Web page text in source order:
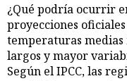
¿Qué podría ocurrir
proyecciones
temperaturas medias
largos y mayor
Según el IPCC, las